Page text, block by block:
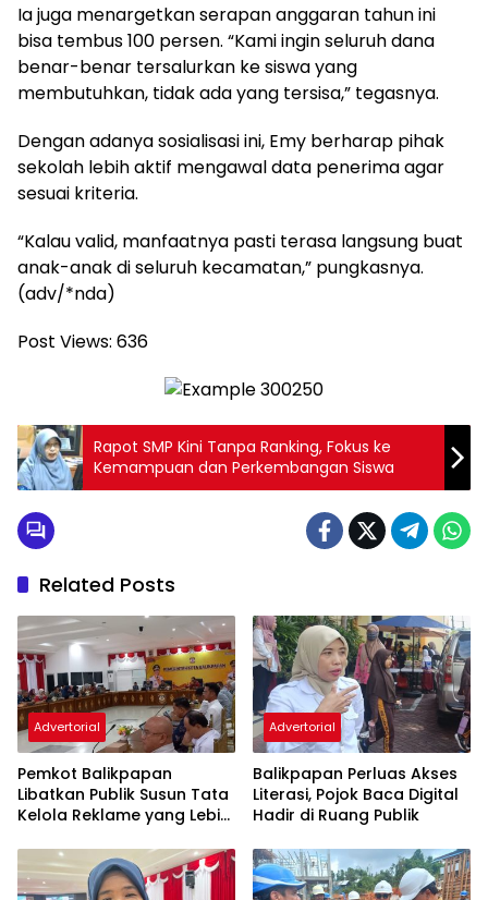
Ia juga menargetkan serapan anggaran tahun ini
bisa tembus 100 persen. “Kami ingin seluruh dana
benar-benar tersalurkan ke siswa yang
membutuhkan, tidak ada yang tersisa,” tegasnya.
Dengan adanya sosialisasi ini, Emy berharap pihak
sekolah lebih aktif mengawal data penerima agar
sesuai kriteria.
“Kalau valid, manfaatnya pasti terasa langsung buat
anak-anak di seluruh kecamatan,” pungkasnya.
(adv/*nda)
Post Views: 636
Rapot SMP Kini Tanpa Ranking, Fokus ke
Kemampuan dan Perkembangan Siswa
Related Posts
Advertorial
Pemkot Balikpapan
Libatkan Publik Susun Tata
Kelola Reklame yang Lebih
Advertorial
Balikpapan Perluas Akses
Literasi, Pojok Baca Digital
Hadir di Ruang Publik